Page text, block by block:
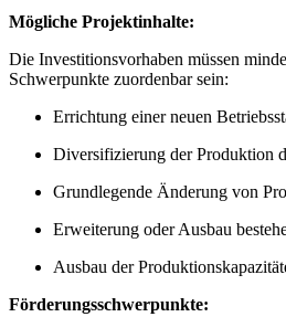
Mögliche Projektinhalte:
Die Investitionsvorhaben müssen
Schwerpunkte zuordenbar sein:
Errichtung einer neuen
Diversifizierung der Produktion
Grundlegende Änderung von
Erweiterung oder Ausbau
Ausbau der
Förderungsschwerpunkte: